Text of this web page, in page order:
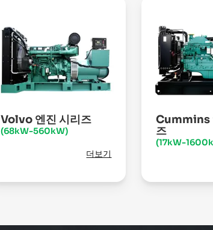
Volvo 엔진 시리즈
(68kW-560kW)
더보기
Cummins
즈
(17kW-